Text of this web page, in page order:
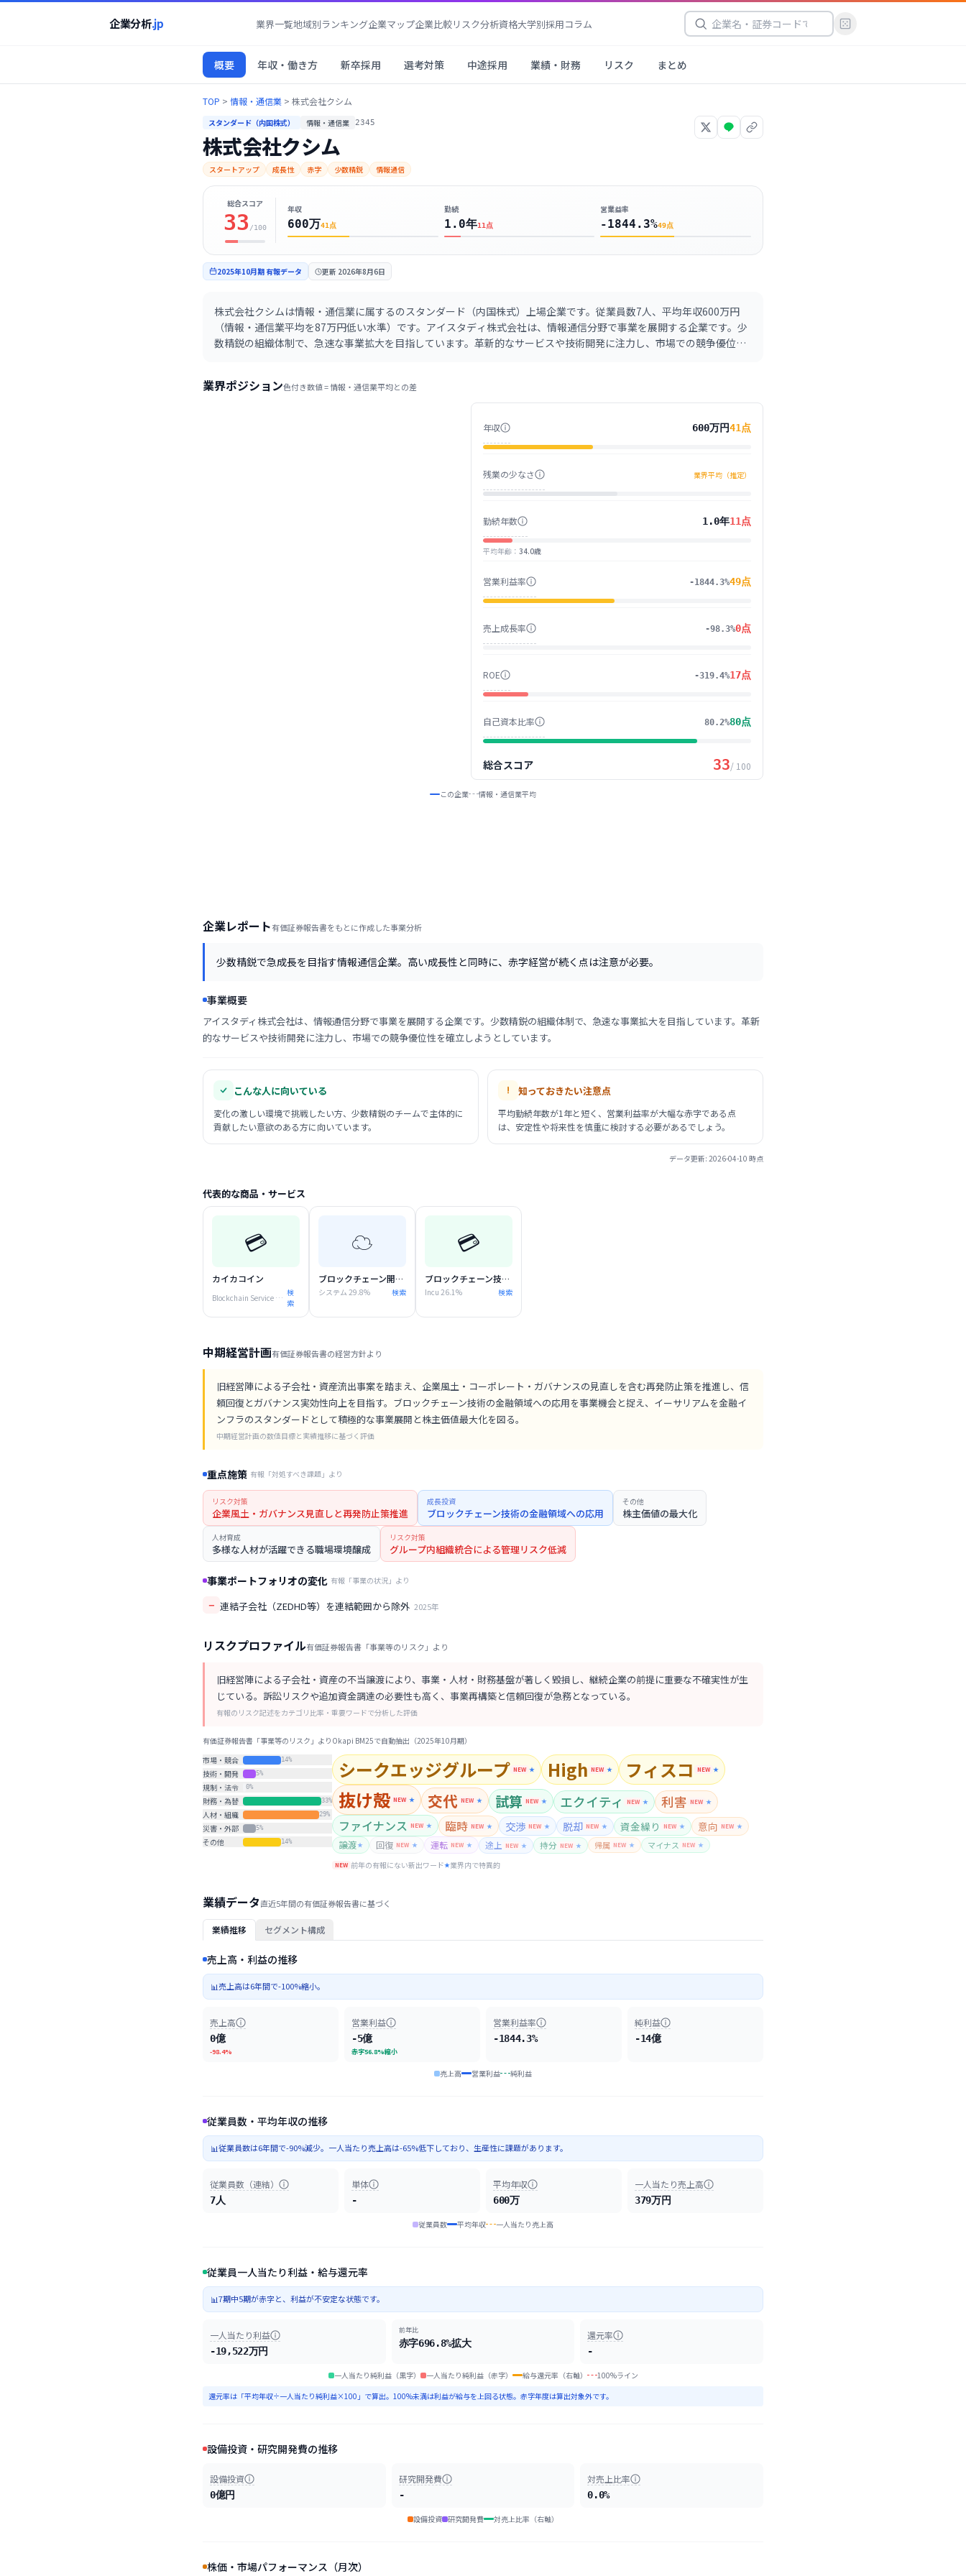
企業分析.jp 業界一覧地域別ランキング企業マップ企業比較リスク分析資格大学別採用コラム
概要 年収・働き方 新卒採用 選考対策 中途採用 業績・財務 リスク まとめ
TOP > 情報・通信業 > 株式会社クシム
スタンダード（内国株式） 情報・通信業 2345
株式会社クシム
スタートアップ 成長性 赤字 少数精鋭 情報通信
総合スコア
33 /100
年収
600万41 点
勤続
1.0年11 点
営業益率
-1844.3%49点
2025年10月期 有報データ 更新 2026年8月6日
株式会社クシムは情報・通信業に属するのスタンダード（内国株式）上場企業です。従業員数7人、平均年収600万円
（情報・通信業平均を87万円低い水準）です。アイスタディ株式会社は、情報通信分野で事業を展開する企業です。少
数精鋭の組織体制で、急速な事業拡大を目指しています。革新的なサービスや技術開発に注力し、市場での競争優位性
業界ポジション色付き数値 =情報・通信業平均との差
年収 600万円41 点
残業の少なさ 業界平均（推定）
勤続年数 1.0年11 点
平均年齢 ： 34.0歳
営業利益率 -1844.3%49点
売上成長率 -98.3%0点
ROE -319.4%17点
自己資本比率 80.2%80点
総合スコア 33/ 100
この企業 情報・通信業平均
企業レポート有価証券報告書をもとに作成した事業分析
少数精鋭で急成長を目指す情報通信企業。高い成長性と同時に、赤字経営が続く点は注意が必要。
事業概要
アイスタディ株式会社は、情報通信分野で事業を展開する企業です。少数精鋭の組織体制で、急速な事業拡大を目指しています。革新
的なサービスや技術開発に注力し、市場での競争優位性を確立しようとしています。
こんな人に向いている
変化の激しい環境で挑戦したい方、少数精鋭のチームで主体的に
貢献したい意欲のある方に向いています。
知っておきたい注意点
平均勤続年数が1年と短く、営業利益率が大幅な赤字である点
は、安定性や将来性を慎重に検討する必要があるでしょう。
データ更新: 2026-04-10 時点
代表的な商品・サービス
💳
カイカコイン
Blockchain Service 44.1% 検
索
☁️
ブロックチェーン開発支援
システム 29.8% 検索
💳
ブロックチェーン技術コンサルティング
Incu 26.1% 検索
中期経営計画有価証券報告書の経営方針より
旧経営陣による子会社・資産流出事案を踏まえ、企業風土・コーポレート・ガバナンスの見直しを含む再発防止策を推進し、信
頼回復とガバナンス実効性向上を目指す。ブロックチェーン技術の金融領域への応用を事業機会と捉え、イーサリアムを金融イ
ンフラのスタンダードとして積極的な事業展開と株主価値最大化を図る。
中期経営計画の数値目標と実績推移に基づく評価
重点施策 有報「対処すべき課題」より
リスク対策
企業風土・ガバナンス見直しと再発防止策推進
成長投資
ブロックチェーン技術の金融領域への応用
その他
株主価値の最大化
人材育成
多様な人材が活躍できる職場環境醸成
リスク対策
グループ内組織統合による管理リスク低減
事業ポートフォリオの変化 有報「事業の状況」より
− 連結子会社（ZEDHD等）を連結範囲から除外 2025年
リスクプロファイル有価証券報告書「事業等のリスク」より
旧経営陣による子会社・資産の不当譲渡により、事業・人材・財務基盤が著しく毀損し、継続企業の前提に重要な不確実性が生
じている。訴訟リスクや追加資金調達の必要性も高く、事業再構築と信頼回復が急務となっている。
有報のリスク記述をカテゴリ比率・重要ワードで分析した評価
有価証券報告書「事業等のリスク」よりOkapi BM25で自動抽出（2025年10月期）
市場・競合
14%
技術・開発 5%
規制・法令 0%
財務・為替 33%
人材・組織 29%
災害・外部 5%
その他 14%
シークエッジグループ NEW ★ High NEW ★ フィスコ NEW ★
抜け殻 NEW ★ 交代 NEW ★ 試算 NEW ★ エクイティ NEW ★ 利害 NEW ★
ファイナンス NEW ★ 臨時 NEW ★ 交渉 NEW ★ 脱却 NEW ★ 資金繰り NEW ★ 意向 NEW ★
譲渡★ 回復 NEW ★ 運転 NEW ★ 途上 NEW ★ 持分 NEW ★ 帰属 NEW ★ マイナス NEW ★
NEW 前年の有報にない新出ワード★業界内で特異的
業績データ直近5年間の有価証券報告書に基づく
業績推移 セグメント構成
売上高・利益の推移
📊売上高は6年間で-100%縮小。
売上高
0億
-98.4%
営業利益
-5億
赤字56.8%縮小
営業利益率
-1844.3%
純利益
-14億
売上高 営業利益 純利益
従業員数・平均年収の推移
📊従業員数は6年間で-90%減少。一人当たり売上高は-65%低下しており、生産性に課題があります。
従業員数（連結）
7人
単体
-
平均年収
600万
一人当たり売上高
379万円
従業員数 平均年収 一人当たり売上高
従業員一人当たり利益・給与還元率
📊7期中5期が赤字と、利益が不安定な状態です。
一人当たり利益
-19,522万円
前年比
赤字696.8%拡大
還元率
-
一人当たり純利益（黒字） 一人当たり純利益（赤字） 給与還元率（右軸）
100%ライン
還元率は「平均年収÷一人当たり純利益×100」で算出。100%未満は利益が給与を上回る状態。赤字年度は算出対象外です。
設備投資・研究開発費の推移
設備投資
0億円
研究開発費
-
対売上比率
0.0%
設備投資 研究開発費 対売上比率（右軸）
株価・市場パフォーマンス（月次）